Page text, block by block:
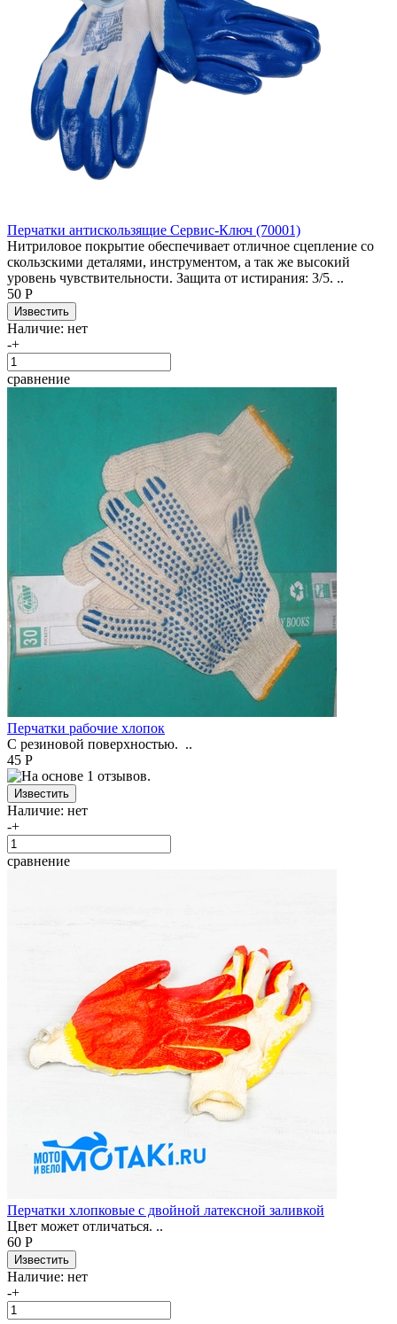
Перчатки антискользящие Сервис-Ключ (70001)
Нитриловое покрытие обеспечивает отличное сцепление со
скользскими деталями, инструментом, а так же высокий
уровень чувствительности. Защита от истирания: 3/5. ..
50 Р
Наличие: нет
-+
сравнение
Перчатки рабочие хлопок
С резиновой поверхностью. ..
45 Р
Наличие: нет
-+
сравнение
Перчатки хлопковые с двойной латексной заливкой
Цвет может отличаться. ..
60 Р
Наличие: нет
-+